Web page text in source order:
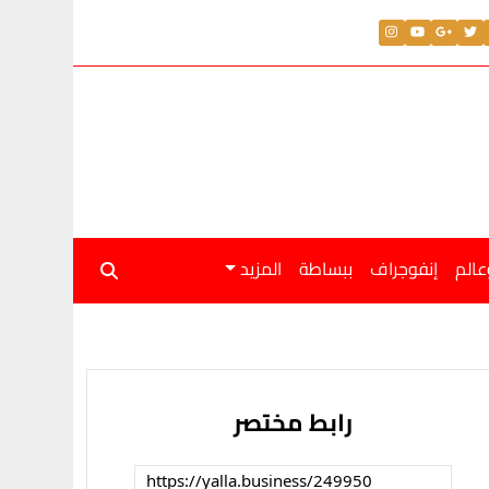
إنفوجراف ببساطة المزيد
رابط مختصر